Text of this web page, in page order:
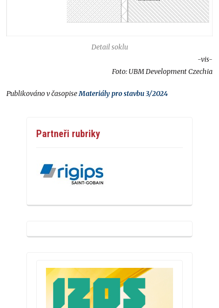
Detail soklu
-vis-
Foto: UBM Development Czechia
Publikováno v časopiseMateriály pro stavbu 3/2024
Partneři rubriky